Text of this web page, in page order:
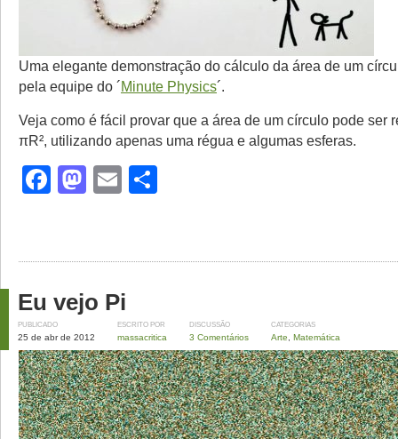
Uma elegante demonstração do cálculo da área de um
pela equipe do ´Minute Physics´.
Veja como é fácil provar que a área de um círculo pode ser
πR², utilizando apenas uma régua e algumas esferas.
Facebook
Mastodon
Email
Eu vejo Pi
PUBLICADO
25 de abr de 2012
ESCRITO POR
massacritica
DISCUSSÃO
3 Comentários
CATEGORIAS
Arte Matemática